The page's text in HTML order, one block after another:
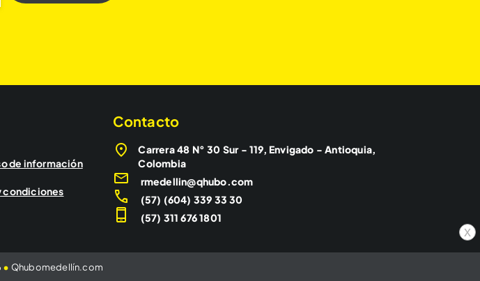
x
de información
condiciones
Contacto
Carrera 48 N° 30 Sur - 119, Envigado - Antioquia,
Colombia
rmedellin@qhubo.com
(57) (604) 339 33 30
(57) 311 676 1801
• Qhubomedellín.com